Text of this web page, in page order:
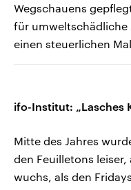
Wegschauens
für umweltschädliche
einen steuerlichen
ifo-Institut: „Lasches
Mitte des Jahres
den Feuilletons
wuchs, als den